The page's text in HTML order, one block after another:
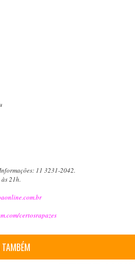
11 3231-2042.
21h.
certosrapazes